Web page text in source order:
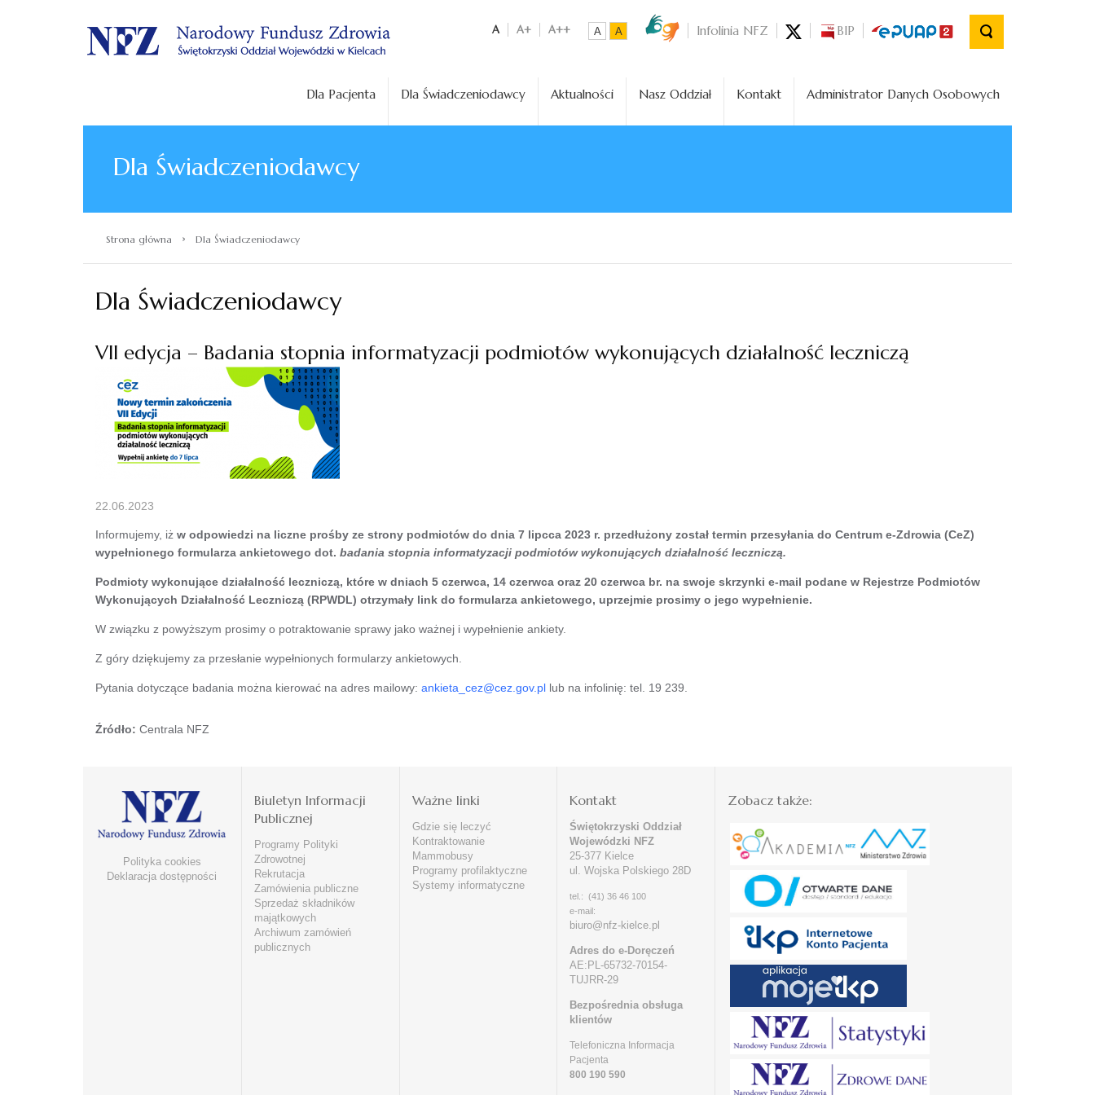
. A A+ A++ A A Infolinia NFZ BIP
Dla Pacjenta Dla Świadczeniodawcy Aktualności Nasz Oddział Kontakt Administrator Danych Osobowych
Dla Świadczeniodawcy
Strona główna › Dla Świadczeniodawcy
Dla Świadczeniodawcy
VII edycja – Badania stopnia informatyzacji podmiotów wykonujących działalność leczniczą
22.06.2023
Informujemy, iż w odpowiedzi na liczne prośby ze strony podmiotów do dnia 7 lipcca 2023 r. przedłużony został termin przesyłania do Centrum e-Zdrowia (CeZ)
wypełnionego formularza ankietowego dot. badania stopnia informatyzacji podmiotów wykonujących działalność leczniczą.
Podmioty wykonujące działalność leczniczą, które w dniach 5 czerwca, 14 czerwca oraz 20 czerwca br. na swoje skrzynki e-mail podane w Rejestrze Podmiotów
Wykonujących Działalność Leczniczą (RPWDL) otrzymały link do formularza ankietowego, uprzejmie prosimy o jego wypełnienie.
W związku z powyższym prosimy o potraktowanie sprawy jako ważnej i wypełnienie ankiety.
Z góry dziękujemy za przesłanie wypełnionych formularzy ankietowych.
Pytania dotyczące badania można kierować na adres mailowy: ankieta_cez@cez.gov.pl lub na infolinię: tel. 19 239.
Źródło: Centrala NFZ
Polityka cookies
Deklaracja dostępności
Biuletyn Informacji
Publicznej
Programy Polityki
Zdrowotnej
Rekrutacja
Zamówienia publiczne
Sprzedaż składników
majątkowych
Archiwum zamówień
publicznych
Ważne linki
Gdzie się leczyć
Kontraktowanie
Mammobusy
Programy profilaktyczne
Systemy informatyczne
Kontakt
Świętokrzyski Oddział
Wojewódzki NFZ
25-377 Kielce
ul. Wojska Polskiego 28D
tel.: (41) 36 46 100
e-mail:
biuro@nfz-kielce.pl
Adres do e-Doręczeń
AE:PL-65732-70154-
TUJRR-29
Bezpośrednia obsługa
klientów
Telefoniczna Informacja
Pacjenta
800 190 590
Zobacz także: